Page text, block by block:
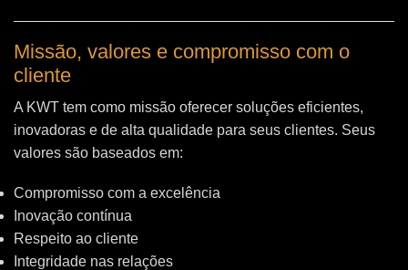
Missão, valores e compromisso com o
cliente
A KWT tem como missão oferecer soluções eficientes,
inovadoras e de alta qualidade para seus clientes. Seus
valores são baseados em:
Compromisso com a excelência
Inovação contínua
Respeito ao cliente
Integridade nas relações